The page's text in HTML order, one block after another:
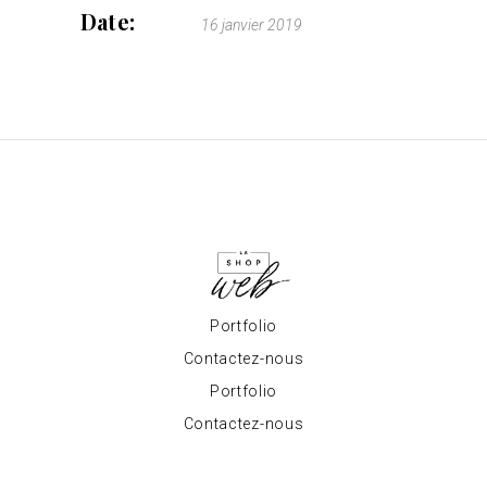
Date: 16 janvier 2019
Portfolio
Contactez-nous
Portfolio
Contactez-nous